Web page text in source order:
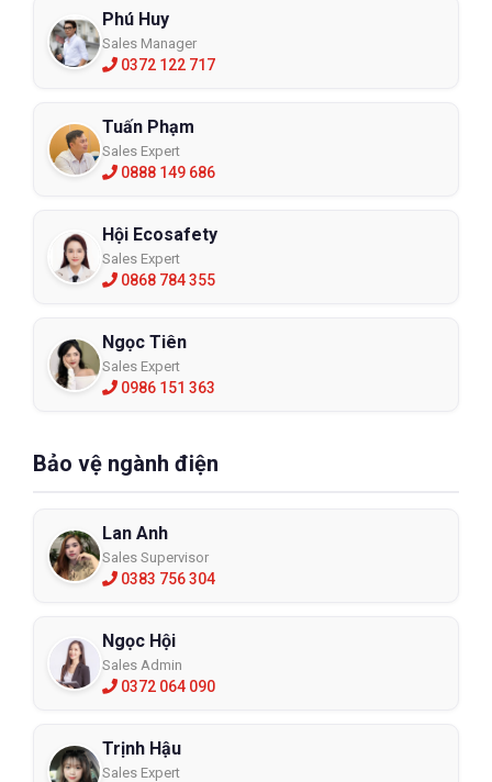
Phú Huy
Sales Manager
0372 122 717
Tuấn Phạm
Sales Expert
0888 149 686
Hội Ecosafety
Sales Expert
0868 784 355
Ngọc Tiên
Sales Expert
0986 151 363
Bảo vệ ngành điện
Lan Anh
Sales Supervisor
0383 756 304
Ngọc Hội
Sales Admin
0372 064 090
Trịnh Hậu
Sales Expert